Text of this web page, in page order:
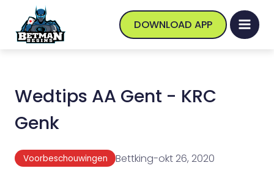
DOWNLOAD APP
Wedtips AA Gent - KRC
Genk
Voorbeschouwingen Bettking-okt 26, 2020